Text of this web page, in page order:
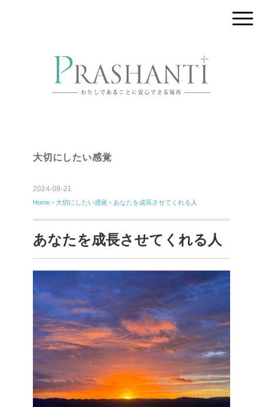
大切にしたい感覚
2024-09-21
Home › 大切にしたい感覚 › あなたを成長させてくれる人
あなたを成長させてくれる人